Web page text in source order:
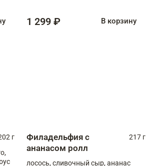
1 299 ₽ В корзину
г
Филадельфия с
ананасом ролл
217 г
лосось, сливочный сыр, ананас